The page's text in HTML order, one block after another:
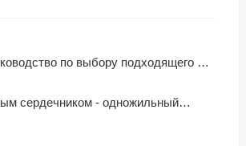
выбору подходящего неизолированного кабеля для вашего проекта
гибкий медный проводник типа RV | кабель Cloudtop